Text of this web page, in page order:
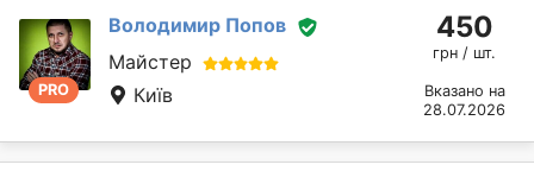
PRO
Володимир Попов
Майстер
Київ
450
грн / шт.
Вказано на
28.07.2026